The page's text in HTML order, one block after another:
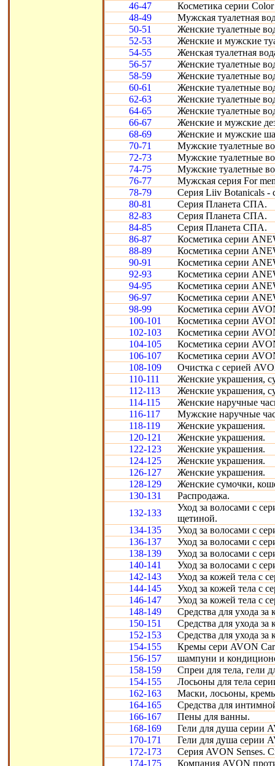
46-47
Косметика серии
48-49
Мужская туалетная
50-51
Женские туалетные
52-53
Женские и мужские
54-55
Женская туалетная
56-57
Женские туалетные
58-59
Женские туалетные
60-61
Женские туалетные
62-63
Женские туалетные
64-65
Женские туалетные
66-67
Женские и мужские
68-69
Женские и мужские
70-71
Мужские туалетные
72-73
Мужские туалетные
74-75
Мужские туалетные
76-77
Мужская серия For
78-79
Серия Liiv Botanicals -
80-81
Серия Планета СПА.
82-83
Серия Планета СПА.
84-85
Серия Планета СПА.
86-87
Косметика серии
88-89
Косметика серии
90-91
Косметика серии
92-93
Косметика серии
94-95
Косметика серии
96-97
Косметика серии
98-99
Косметика серии
100-101
Косметика серии
102-103
Косметика серии
104-105
Косметика серии
106-107
Косметика серии
108-109
Очистка с серией
110-111
Женские украшения,
112-113
Женские украшения,
114-115
Женские наручные
116-117
Мужские наручные
118-119
Женские украшения.
120-121
Женские украшения.
122-123
Женские украшения.
124-125
Женские украшения.
126-127
Женские украшения.
128-129
Женские сумочки,
130-131
Распродажа.
132-133
Уход за волосами с
щетиной.
134-135
Уход за волосами с
136-137
Уход за волосами с
138-139
Уход за волосами с
140-141
Уход за волосами с
142-143
Уход за кожей тела с
144-145
Уход за кожей тела с
146-147
Уход за кожей тела с
148-149
Средства для ухода
150-151
Средства для ухода
152-153
Средства для ухода
154-155
Кремы сери AVON
156-157
шампуни и
158-159
Спреи для тела, гели
154-155
Лосьоны для тела
162-163
Маски, лосьоны,
164-165
Средства для
166-167
Пены для ванны.
168-169
Гели для душа серии
170-171
Гели для душа серии
172-173
Cерия AVON Senses.
174-175
Компания AVON